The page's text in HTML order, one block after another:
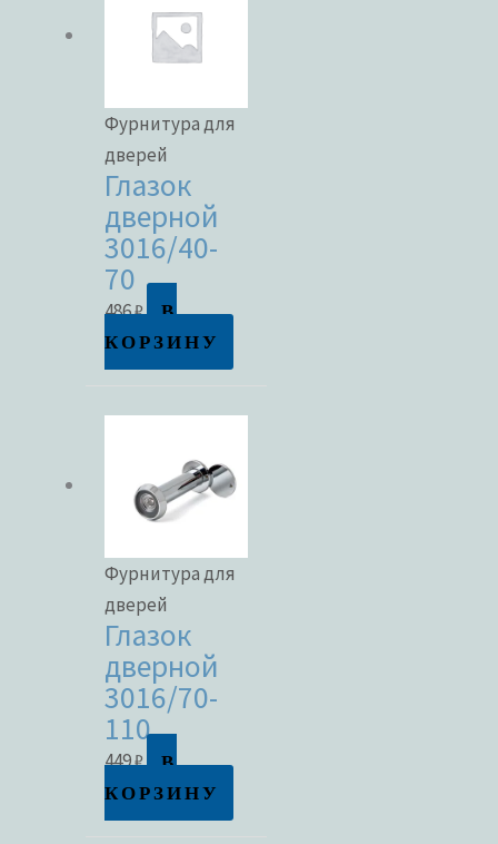
Фурнитура для
дверей
Глазок
дверной
3016/40-
70
486₽
В
КОРЗИНУ
Фурнитура для
дверей
Глазок
дверной
3016/70-
110
449₽
В
КОРЗИНУ